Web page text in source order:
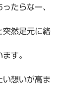
たらなー、
突然足元に絡
す。
い想いが高ま